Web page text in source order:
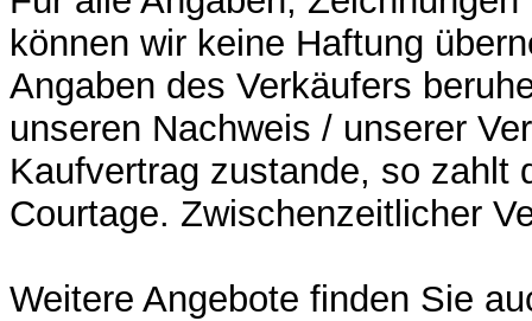
können wir keine Haftung
Angaben des Verkäufers
unseren Nachweis / unserer
Kaufvertrag zustande, so zahlt
Courtage. Zwischenzeitlicher
Weitere Angebote finden Sie